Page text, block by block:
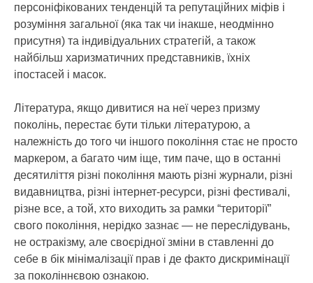
персоніфікованих тенденцій та репутаційних міфів і
розуміння загальної (яка так чи інакше, неодмінно
присутня) та індивідуальних стратегій, а також
найбільш харизматичних представників, їхніх
іпостасей і масок.
Література, якщо дивитися на неї через призму
поколінь, перестає бути тільки літературою, а
належність до того чи іншого покоління стає не просто
маркером, а багато чим іще, тим паче, що в останні
десятиліття різні покоління мають різні журнали, різні
видавництва, різні інтернет-ресурси, різні фестивалі,
різне все, а той, хто виходить за рамки “території”
свого покоління, нерідко зазнає — не переслідувань,
не остракізму, але своєрідної зміни в ставленні до
себе в бік мінімалізації прав і де факто дискримінації
за поколіннєвою ознакою.